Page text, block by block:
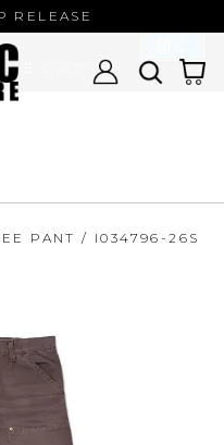
RELEASE
PANT / I034796-26S
公式アプリ -